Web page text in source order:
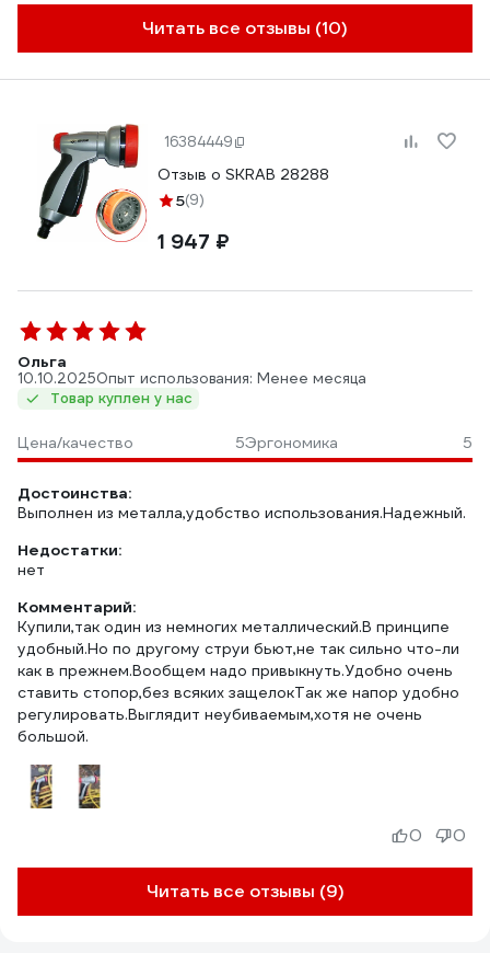
Читать все отзывы (10)
16384449
Отзыв о SKRAB 28288
5(9)
1 947 ₽
Ольга
10.10.2025Опыт использования: Менее месяца
Товар куплен у нас
Цена/качество 5Эргономика 5
Достоинства:
Выполнен из металла,удобство использования.Надежный.
Недостатки:
нет
Комментарий:
Купили,так один из немногих металлический.В принципе
удобный.Но по другому струи бьют,не так сильно что-ли
как в прежнем.Вообщем надо привыкнуть.Удобно очень
ставить стопор,без всяких защелокТак же напор удобно
регулировать.Выглядит неубиваемым,хотя не очень
большой.
Читать все отзывы (9)
0 0